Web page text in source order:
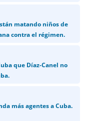
matando niños de
contra el régimen.
que Díaz-Canel no
más agentes a Cuba.